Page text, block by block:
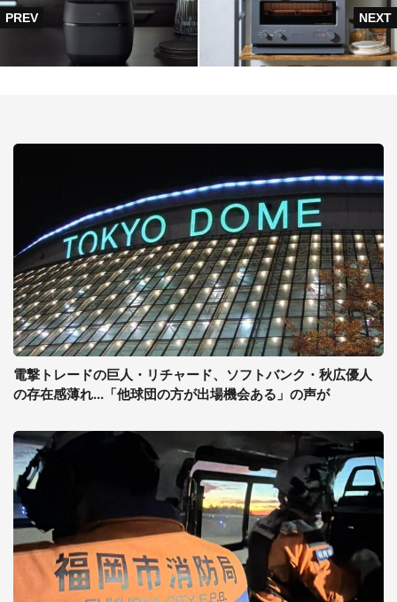
電撃トレードの巨人・リチャード、ソフトバンク・秋広優人
の存在感薄れ...「他球団の方が出場機会ある」の声が